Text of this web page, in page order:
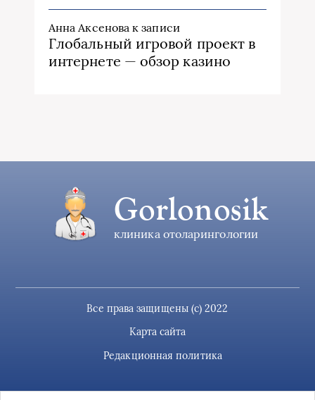
Анна Аксенова к записи
Глобальный игровой проект в
интернете — обзор казино
Gorlonosik
клиника отоларингологии
Все права защищены (c) 2022
Карта сайта
Редакционная политика